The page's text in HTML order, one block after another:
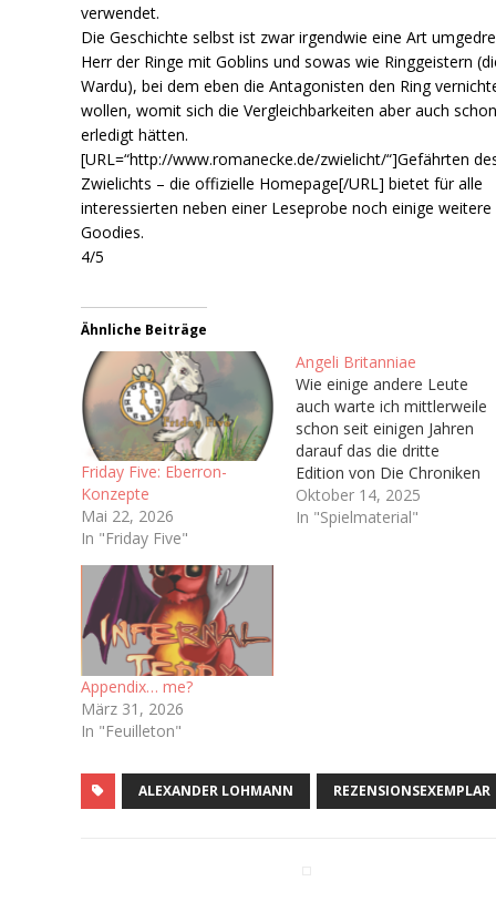
verwendet.
Die Geschichte selbst ist zwar irgendwie eine Art
Herr der Ringe mit Goblins und sowas wie Ringgeistern
Wardu), bei dem eben die Antagonisten den Ring
wollen, womit sich die Vergleichbarkeiten aber auch
erledigt hätten.
[URL=“http://www.romanecke.de/zwielicht/“]Gefährten
Zwielichts – die offizielle Homepage[/URL] bietet für alle
interessierten neben einer Leseprobe noch einige weitere
Goodies.
4/5
Ähnliche Beiträge
Friday Five: Eberron-
Konzepte
Mai 22, 2026
In "Friday Five"
Angeli Britanniae
Wie einige andere Leute
auch warte ich mittlerweile
schon seit einigen Jahren
darauf das die dritte
Edition von Die Chroniken
der Engel (Vulgo: Engel),
welche ja irgendwann bald
Oktober 14, 2025
In "Spielmaterial"
Appendix… me?
März 31, 2026
In "Feuilleton"
ALEXANDER LOHMANN REZENSIONSEXEMPLAR